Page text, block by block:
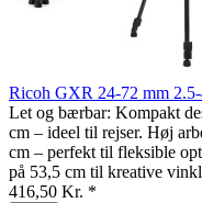
Ricoh GXR 24-72 mm
Let og bærbar: Kompakt
cm – ideel til rejser. Høj
cm – perfekt til fleksible
på 53,5 cm til kreative
416,50 Kr. *